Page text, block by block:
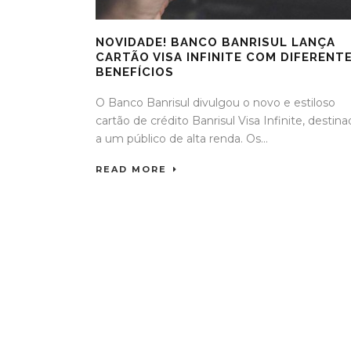
NOVIDADE! BANCO BANRISUL LANÇA
CARTÃO VISA INFINITE COM
BENEFÍCIOS
O Banco Banrisul divulgou o novo e estiloso
cartão de crédito Banrisul Visa Infinite,
a um público de alta renda. Os...
READ MORE